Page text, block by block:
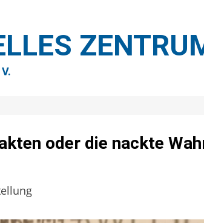
oder die nackte